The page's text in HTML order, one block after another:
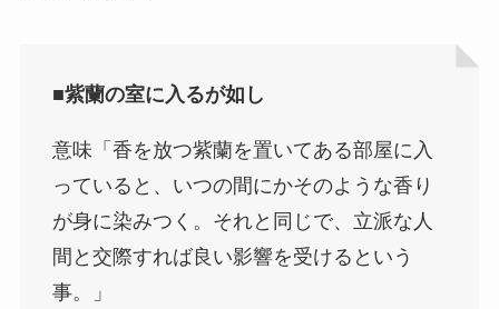
■紫蘭の室に入るが如し
意味「香を放つ紫蘭を置いてある部屋に入
っていると、いつの間にかそのような香り
が身に染みつく。それと同じで、立派な人
間と交際すれば良い影響を受けるという
事。」